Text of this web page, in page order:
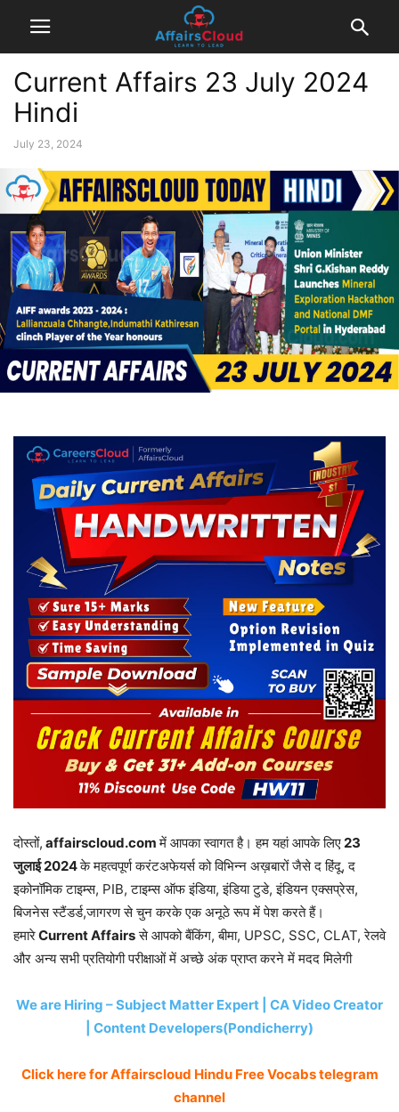
Current Affairs 23 July 2024
Hindi
July 23, 2024
दोस्तों, affairscloud.comमें आपका स्वागत है। हम यहां आपके लिए23
जुलाई 2024के महत्वपूर्ण करंटअफेयर्स को विभिन्न अख़बारों जैसे द हिंदू, द
इकोनॉमिक टाइम्स, PIB, टाइम्स ऑफ इंडिया, इंडिया टुडे, इंडियन एक्सप्रेस,
बिजनेस स्टैंडर्ड,जागरण से चुन करके एक अनूठे रूप में पेश करते हैं।
हमारेCurrent Affairsसे आपको बैंकिंग, बीमा, UPSC, SSC, CLAT, रेलवे
और अन्य सभी प्रतियोगी परीक्षाओं में अच्छे अंक प्राप्त करने में मदद मिलेगी
We are Hiring – Subject Matter Expert | CA Video Creator
| Content Developers(Pondicherry)
Click here for Affairscloud Hindu Free Vocabs telegram
channel